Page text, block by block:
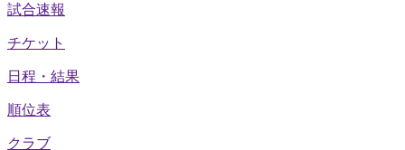
試合速報
チケット
日程・結果
順位表
クラブ